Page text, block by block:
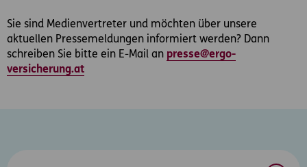
Sie sind Medienvertreter und möchten über unsere
aktuellen Pressemeldungen informiert werden? Dann
schreiben Sie bitte ein E-Mail an presse@ergo-
versicherung.at